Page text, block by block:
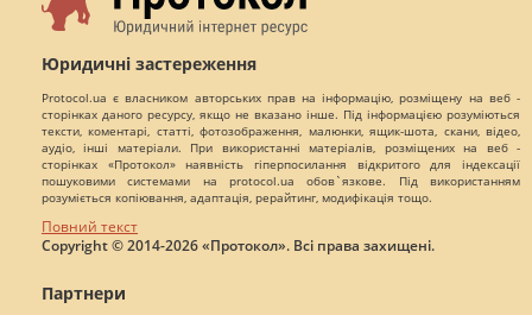
Юридичні застереження
Protocol.ua є власником авторських прав на інформацію, розміщену на веб -
сторінках даного ресурсу, якщо не вказано інше. Під інформацією розуміються
тексти, коментарі, статті, фотозображення, малюнки, ящик-шота, скани, відео,
аудіо, інші матеріали. При використанні матеріалів, розміщених на веб -
сторінках «Протокол» наявність гіперпосилання відкритого для індексації
пошуковими системами на protocol.ua обов`язкове. Під використанням
розуміється копіювання, адаптація, рерайтинг, модифікація тощо.
Повний текст
Copyright © 2014-2026 «Протокол». Всі права захищені.
Партнери